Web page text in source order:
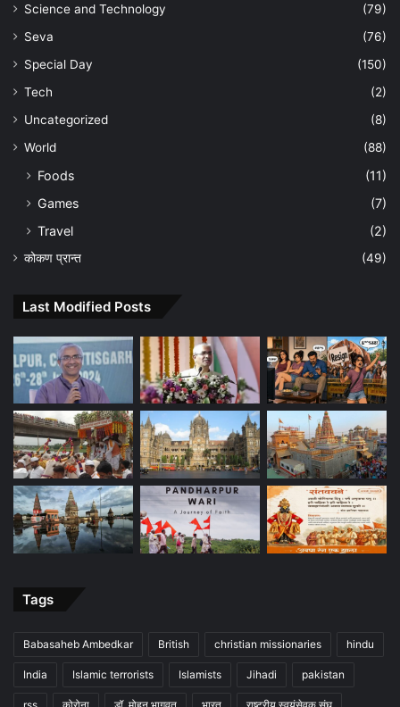
Science and Technology
(79)
Seva
(76)
Special Day
(150)
Tech
(2)
Uncategorized
(8)
World
(88)
Foods
(11)
Games
(7)
Travel
(2)
कोकण प्रान्त (49)
Last Modified Posts
Tags
Babasaheb Ambedkar British christian missionaries hindu
India Islamic terrorists Islamists Jihadi pakistan